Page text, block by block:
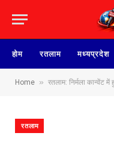
होम रतलाम मध्यप्रदेश
Home » रतलाम: निर्मला कान्वेंट में हुई
रतलाम